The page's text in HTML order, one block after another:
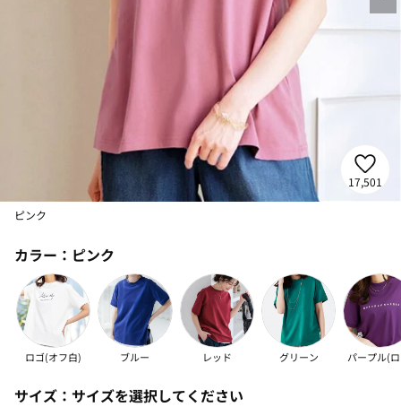
17,501
ピンク
カラー： ピンク
ロゴ(オフ白) ブルー レッド グリーン パープル(
サイズ： サイズを選択してください